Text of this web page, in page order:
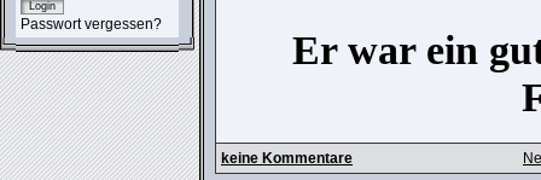
Passwort vergessen?
Er war ein
keine Kommentare